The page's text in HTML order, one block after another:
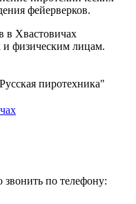
фейерверков.
в Хвастовичах
и физическим лицам.
пиротехника"
по телефону: